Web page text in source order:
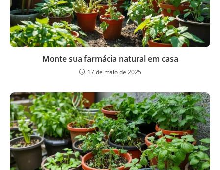
Monte sua farmácia natural em casa
17 de maio de 2025